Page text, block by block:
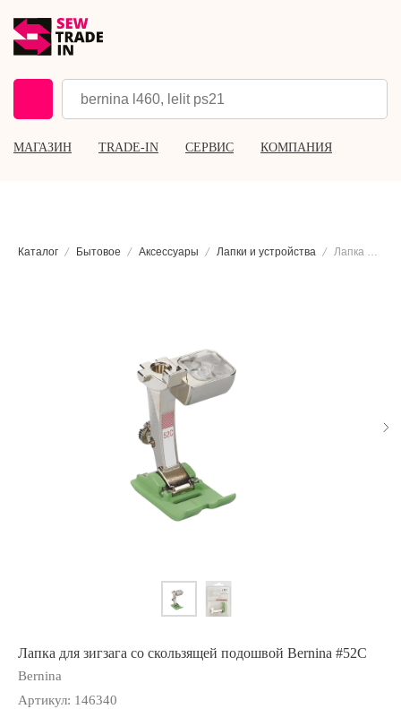
МАГАЗИН TRADE-IN СЕРВИС КОМПАНИЯ
Каталог Бытовое Аксессуары Лапки и устройства
Лапка для зигзага со скользящей подошвой Bernina #52С
Bernina
Артикул: 146340